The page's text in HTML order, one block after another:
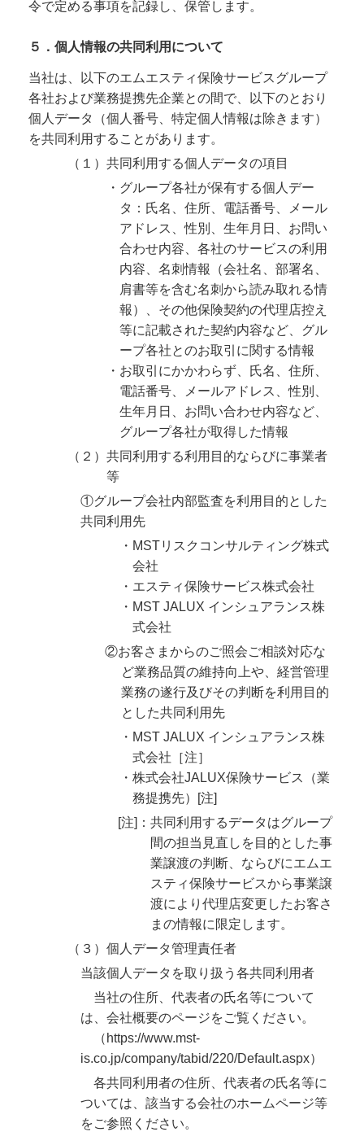
令で定める事項を記録し、保管します。
５．個人情報の共同利用について
当社は、以下のエムエスティ保険サービスグループ
各社および業務提携先企業との間で、以下のとおり
個人データ（個人番号、特定個人情報は除きます）
を共同利用することがあります。
（１）共同利用する個人データの項目
・グループ各社が保有する個人デー
タ：氏名、住所、電話番号、メール
アドレス、性別、生年月日、お問い
合わせ内容、各社のサービスの利用
内容、名刺情報（会社名、部署名、
肩書等を含む名刺から読み取れる情
報）、その他保険契約の代理店控え
等に記載された契約内容など、グル
ープ各社とのお取引に関する情報
・お取引にかかわらず、氏名、住所、
電話番号、メールアドレス、性別、
生年月日、お問い合わせ内容など、
グループ各社が取得した情報
（２）共同利用する利用目的ならびに事業者
等
①グループ会社内部監査を利用目的とした
共同利用先
・MSTリスクコンサルティング株式
会社
・エスティ保険サービス株式会社
・MST JALUX インシュアランス株
式会社
②お客さまからのご照会ご相談対応な
ど業務品質の維持向上や、経営管理
業務の遂行及びその判断を利用目的
とした共同利用先
・MST JALUX インシュアランス株
式会社［注］
・株式会社JALUX保険サービス（業
務提携先）[注]
[注]：共同利用するデータはグループ
間の担当見直しを目的とした事
業譲渡の判断、ならびにエムエ
スティ保険サービスから事業譲
渡により代理店変更したお客さ
まの情報に限定します。
（３）個人データ管理責任者
当該個人データを取り扱う各共同利用者
当社の住所、代表者の氏名等について
は、会社概要のページをご覧ください。
（ https://www.mst-
is.co.jp/company/tabid/220/Default.aspx）
各共同利用者の住所、代表者の氏名等に
ついては、該当する会社のホームページ等
をご参照ください。